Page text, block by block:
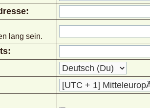
lang sein.